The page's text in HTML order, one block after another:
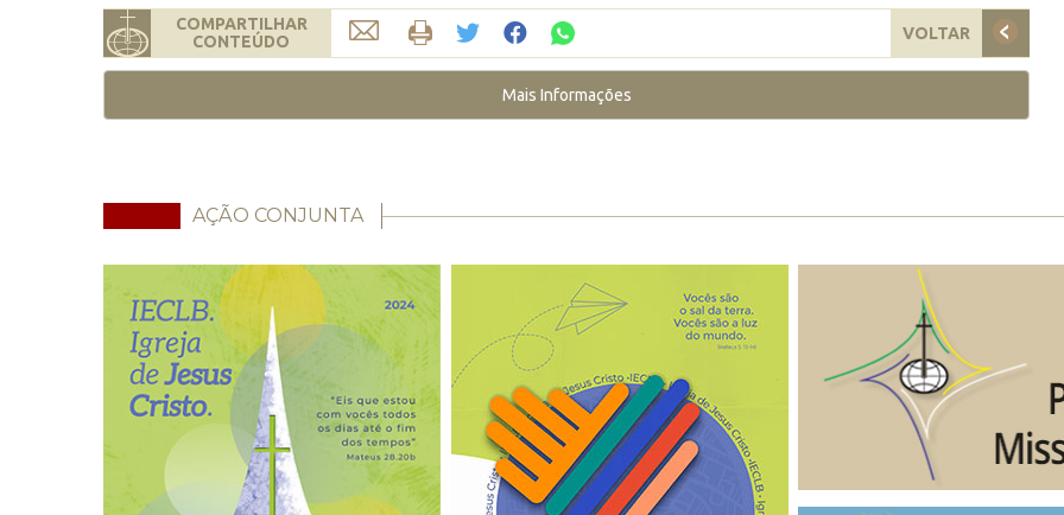
COMPARTILHAR
CONTEÚDO
VOLTAR
Mais Informações
AÇÃO CONJUNTA